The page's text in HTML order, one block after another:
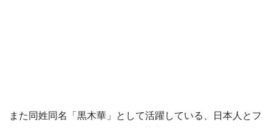
また同姓同名「黒木華」として活躍している、日本人とフ